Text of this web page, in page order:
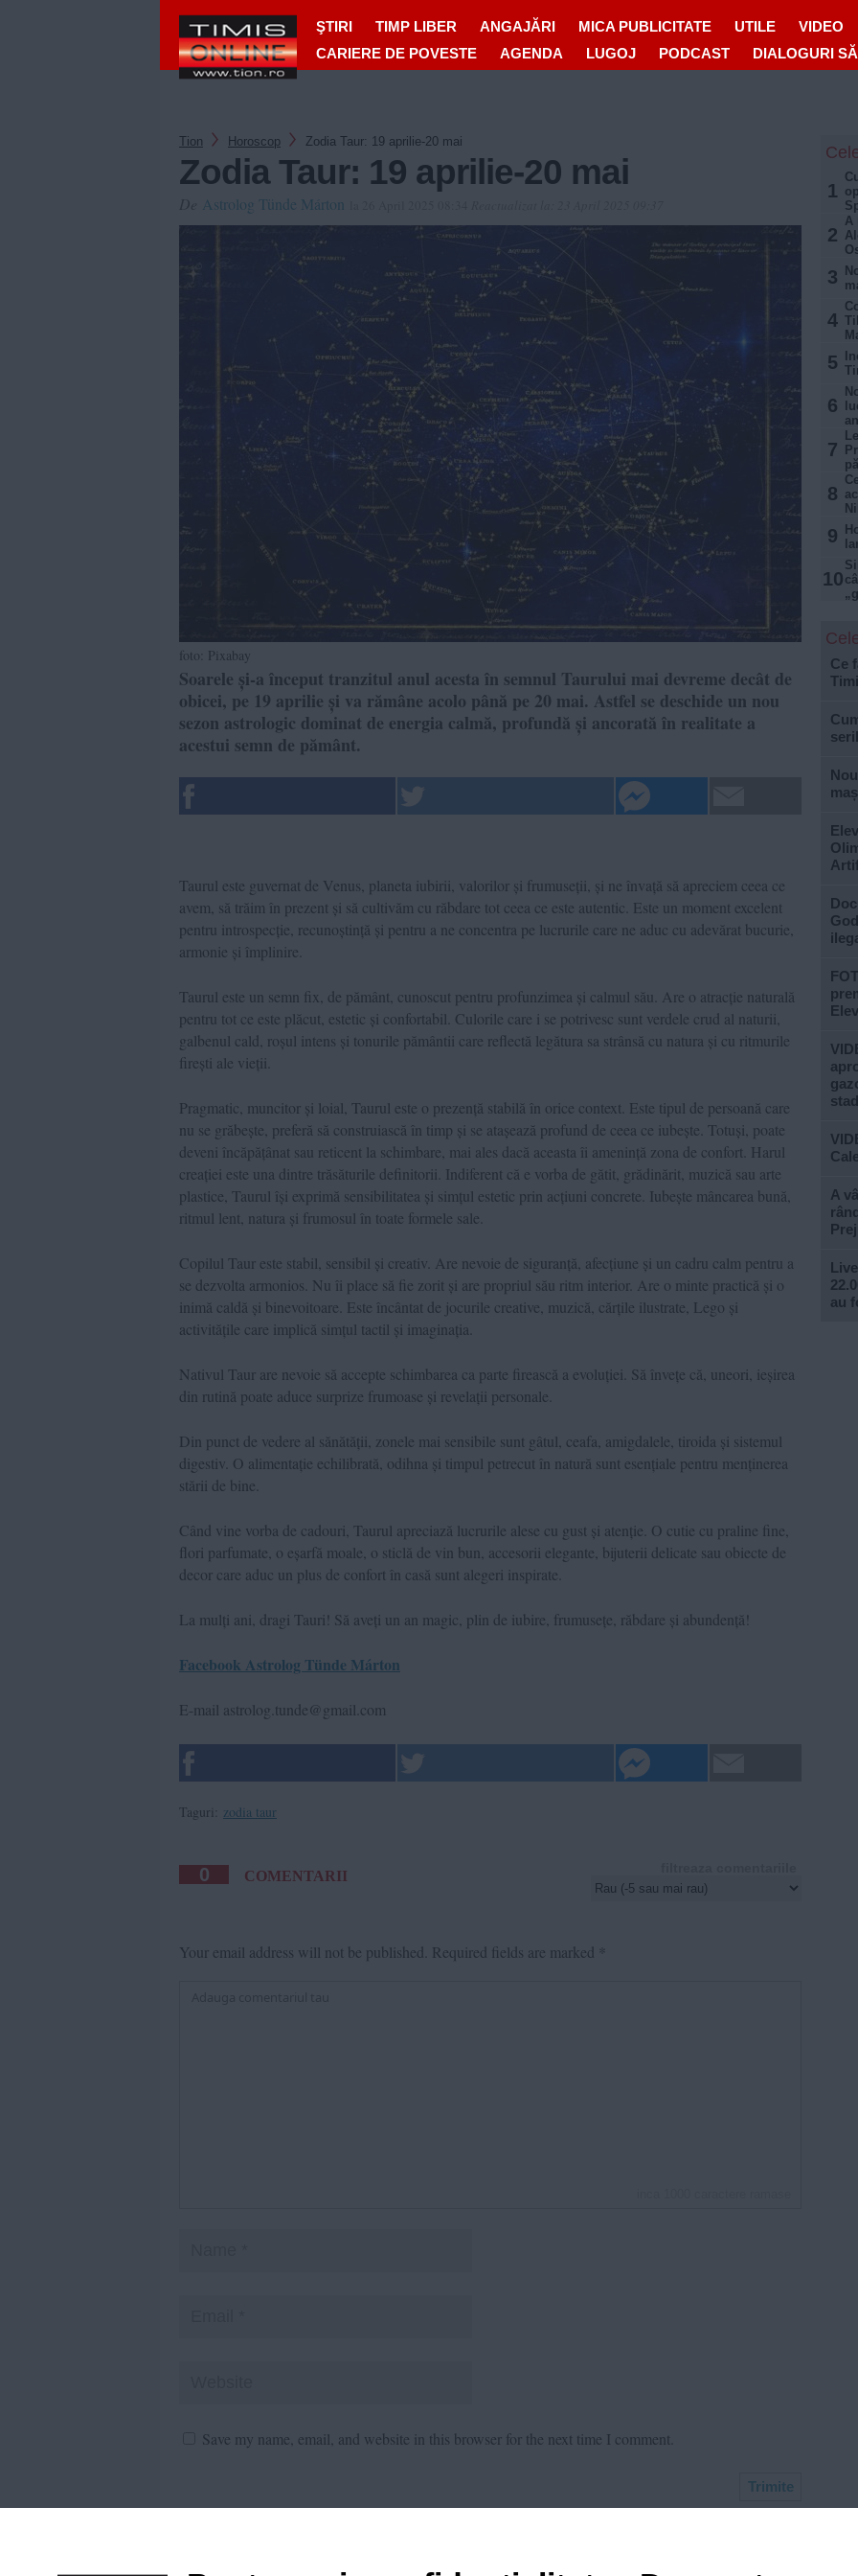
ŞTIRI TIMP LIBER ANGAJĂRI MICA PUBLICITATE UTILE VIDEO
CARIERE DE POVESTE
AGENDA LUGOJ PODCAST DIALOGURI
Tion Horoscop Zodia Taur: 19 aprilie-20 mai
Zodia Taur: 19 aprilie-20 mai
Astrolog Tünde Márton
foto: Pixabay
Soarele și-a început tranzitul anul acesta în semnul Taurului mai devreme decât de
obicei, pe 19 aprilie și va rămâne acolo până pe 20 mai. Astfel se deschide un nou
sezon astrologic dominat de energia calmă, profundă și ancorată în realitate a
acestui semn de pământ.
Taurul este guvernat de Venus, planeta iubirii, valorilor și frumuseții, și ne învață să apreciem ceea ce
avem, să trăim în prezent și să cultivăm cu răbdare tot ceea ce este autentic. Este un moment excelent
pentru introspecție, recunoștință și pentru a ne concentra pe lucrurile care ne aduc cu adevărat bucurie,
armonie și împlinire.
Taurul este un semn fix, de pământ, cunoscut pentru profunzimea și calmul său. Are o atracție naturală
pentru tot ce este plăcut, estetic și confortabil. Culorile care i se potrivesc sunt verdele crud al naturii,
galbenul cald, roșul intens și tonurile pământii care reflectă legătura sa strânsă cu natura și cu ritmurile
firești ale vieții.
Pragmatic, muncitor și loial, Taurul este o prezență stabilă în orice context. Este tipul de persoană care
nu se grăbește, preferă să construiască în timp și se atașează profund de ceea ce iubește. Totuși, poate
deveni încăpățânat sau reticent la schimbare, mai ales dacă aceasta îi amenință zona de confort. Harul
creației este una dintre trăsăturile definitorii. Indiferent că e vorba de gătit, grădinărit, muzică sau arte
plastice, Taurul își exprimă sensibilitatea și simțul estetic prin acțiuni concrete. Iubește mâncarea bună,
ritmul lent, natura și frumosul în toate formele sale.
Copilul Taur este stabil, sensibil și creativ. Are nevoie de siguranță, afecțiune și un cadru calm pentru a
se dezvolta armonios. Nu îi place să fie zorit și are propriul său ritm interior. Are o minte practică și o
inimă caldă și binevoitoare. Este încântat de jocurile creative, muzică, cărțile ilustrate, Lego și
activitățile care implică simțul tactil și imaginația.
Nativul Taur are nevoie să accepte schimbarea ca parte firească a evoluției. Să învețe că, uneori, ieșirea
din rutină poate aduce surprize frumoase și revelații personale.
Din punct de vedere al sănătății, zonele mai sensibile sunt gâtul, ceafa, amigdalele, tiroida și sistemul
digestiv. O alimentație echilibrată, odihna și timpul petrecut în natură sunt esențiale pentru menținerea
stării de bine.
Când vine vorba de cadouri, Taurul apreciază lucrurile alese cu gust și atenție. O cutie cu praline fine,
flori parfumate, o eșarfă moale, o sticlă de vin bun, accesorii elegante, bijuterii delicate sau obiecte de
decor care aduc un plus de confort în casă sunt alegeri inspirate.
La mulți ani, dragi Tauri! Să aveți un an magic, plin de iubire, frumusețe, răbdare și abundență!
Facebook Astrolog Tünde Márton
E-mail astrolog.tunde@gmail.com
Taguri: zodia taur
0 COMENTARII
Your email address will not be published. Required fields are marked *
Save my name, email, and website in this browser for the next time I comment.
1
2
A
3
4
5
6
7
8
9
10
Ce
A
au